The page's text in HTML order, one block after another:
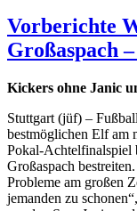
Vorberichte
Großaspach
Kickers ohne Janic
Stuttgart (jüf) –
bestmöglichen Elf am
Pokal-Achtelfinalspiel
Großaspach
Probleme am großen
jemanden zu